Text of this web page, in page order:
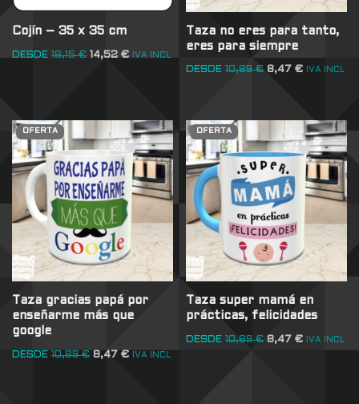
Cojín – 35 x 35 cm
DESDE 18,15€ 14,52 € IVA INCL
Taza no eres para tanto,
eres para siempre
DESDE 10,89€ 8,47€ IVA INCL
OFERTA
Taza gracias papá por
enseñarme más que
google
DESDE 10,89€ 8,47 € IVA INCL
OFERTA
Taza super mamá en
prácticas, felicidades
DESDE 10,89€ 8,47€ IVA INCL